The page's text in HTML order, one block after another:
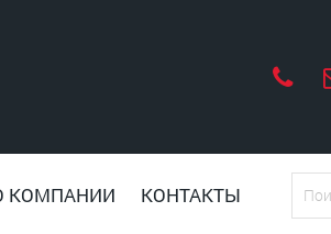
КОМПАНИИ КОНТАКТЫ